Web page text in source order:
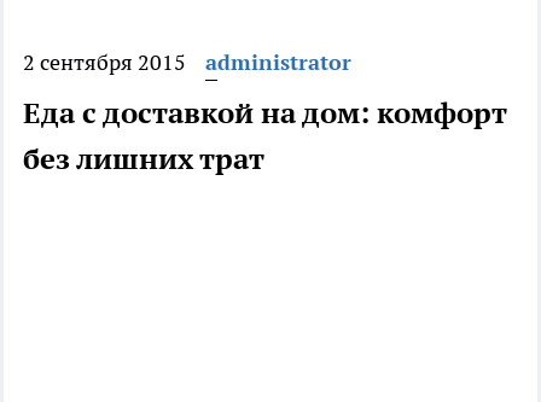
2 сентября 2015 administrator
Еда с доставкой на дом: комфорт
без лишних трат